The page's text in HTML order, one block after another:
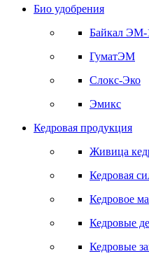
Био удобрения
Байкал ЭМ-
ГуматЭМ
Слокс-Эко
Эмикс
Кедровая продукция
Живица
Кедровая
Кедровое
Кедровые
Кедровые